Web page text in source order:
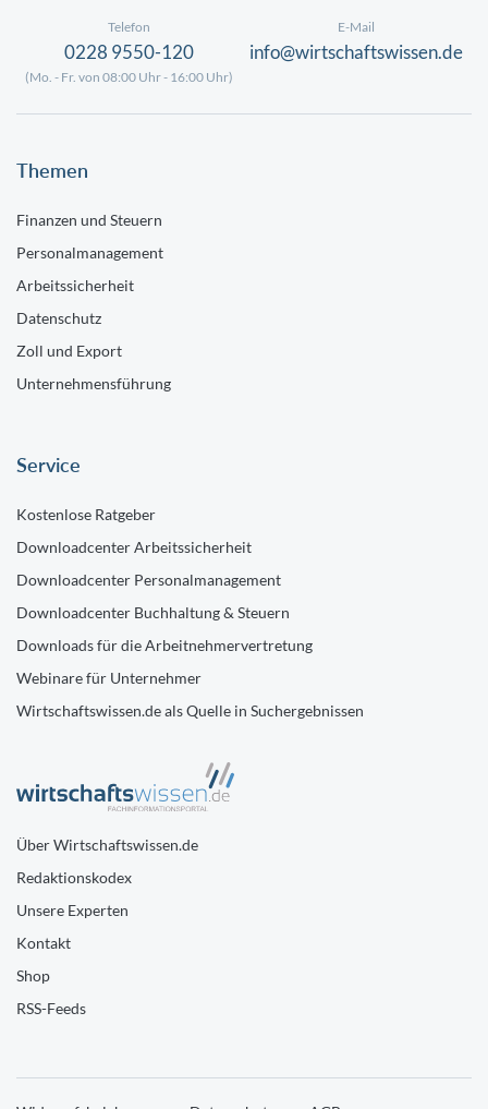
Telefon
0228 9550-120
(Mo. - Fr. von 08:00 Uhr - 16:00 Uhr)
E-Mail
info@wirtschaftswissen.de
Themen
Finanzen und Steuern
Personalmanagement
Arbeitssicherheit
Datenschutz
Zoll und Export
Unternehmensführung
Service
Kostenlose Ratgeber
Downloadcenter Arbeitssicherheit
Downloadcenter Personalmanagement
Downloadcenter Buchhaltung & Steuern
Downloads für die Arbeitnehmervertretung
Webinare für Unternehmer
Wirtschaftswissen.de als Quelle in Suchergebnissen
Über Wirtschaftswissen.de
Redaktionskodex
Unsere Experten
Kontakt
Shop
RSS-Feeds